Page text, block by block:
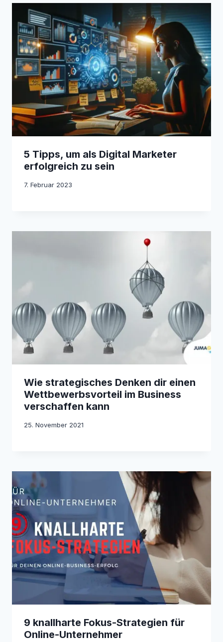
5 Tipps, um als Digital Marketer
erfolgreich zu sein
7. Februar 2023
Wie strategisches Denken dir einen
Wettbewerbsvorteil im Business
verschaffen kann
25. November 2021
9 knallharte Fokus-Strategien für
Online-Unternehmer